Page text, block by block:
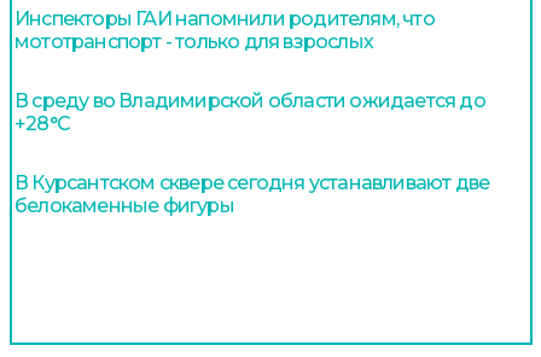
Инспекторы ГАИ напомнили родителям, что
мототранспорт - только для взрослых
В среду во Владимирской области ожидается до
+28°С
В Курсантском сквере сегодня устанавливают две
белокаменные фигуры